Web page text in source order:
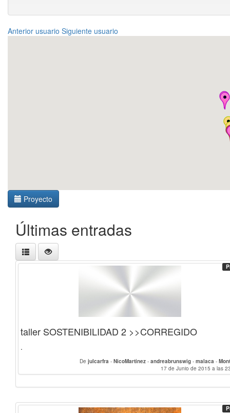
Anterior usuario Siguiente usuario
Proyecto
Últimas entradas
taller SOSTENIBILIDAD 2 >>CORREGIDO
.
De julcarfra - NicoMartinez - andreabrunswig - malaca -
17 de Junio de 2015 a las